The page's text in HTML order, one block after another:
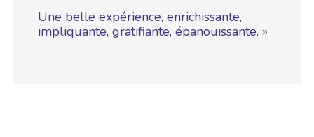
Une belle expérience, enrichissante,
impliquante, gratifiante, épanouissante. »